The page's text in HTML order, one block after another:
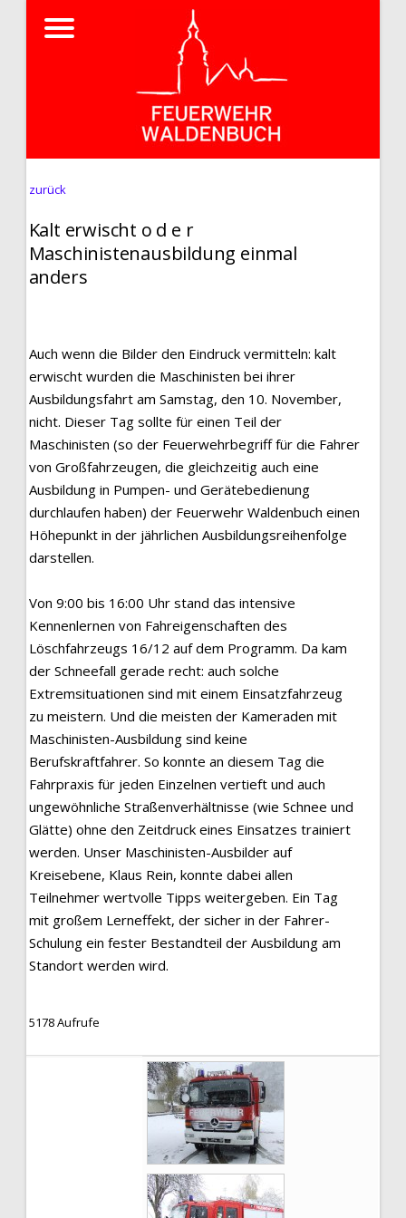
zurück
Kalt erwischt o d e r
Maschinistenausbildung einmal
anders
Auch wenn die Bilder den Eindruck vermitteln: kalt
erwischt wurden die Maschinisten bei ihrer
Ausbildungsfahrt am Samstag, den 10. November,
nicht. Dieser Tag sollte für einen Teil der
Maschinisten (so der Feuerwehrbegriff für die Fahrer
von Großfahrzeugen, die gleichzeitig auch eine
Ausbildung in Pumpen- und Gerätebedienung
durchlaufen haben) der Feuerwehr Waldenbuch einen
Höhepunkt in der jährlichen Ausbildungsreihenfolge
darstellen.
Von 9:00 bis 16:00 Uhr stand das intensive
Kennenlernen von Fahreigenschaften des
Löschfahrzeugs 16/12 auf dem Programm. Da kam
der Schneefall gerade recht: auch solche
Extremsituationen sind mit einem Einsatzfahrzeug
zu meistern. Und die meisten der Kameraden mit
Maschinisten-Ausbildung sind keine
Berufskraftfahrer. So konnte an diesem Tag die
Fahrpraxis für jeden Einzelnen vertieft und auch
ungewöhnliche Straßenverhältnisse (wie Schnee und
Glätte) ohne den Zeitdruck eines Einsatzes trainiert
werden. Unser Maschinisten-Ausbilder auf
Kreisebene, Klaus Rein, konnte dabei allen
Teilnehmer wertvolle Tipps weitergeben. Ein Tag
mit großem Lerneffekt, der sicher in der Fahrer-
Schulung ein fester Bestandteil der Ausbildung am
Standort werden wird.
5178 Aufrufe